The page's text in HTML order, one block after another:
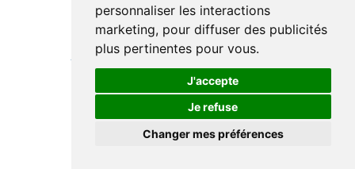
personnaliser les interactions
marketing, pour diffuser des publicités
plus pertinentes pour vous.
J'accepte
Je refuse
Changer mes préférences
Last update : 22 June 2026
Accessibility Site map Privacy policy Documentation
Website development